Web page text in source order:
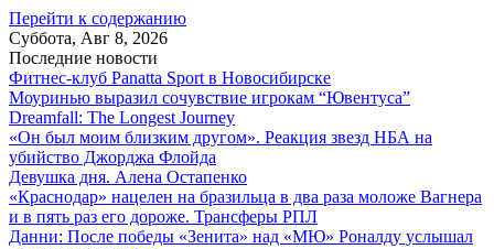
Перейти к содержанию
Суббота, Авг 8, 2026
Последние новости
Фитнес-клуб Panatta Sport в Новосибирске
Моуринью выразил сочувствие игрокам “Ювентуса”
Dreamfall: The Longest Journey
«Он был моим близким другом». Реакция звезд НБА на
убийство Джорджа Флойда
Девушка дня. Алена Остапенко
«Краснодар» нацелен на бразильца в два раза моложе Вагнера
и в пять раз его дороже. Трансферы РПЛ
Данни: После победы «Зенита» над «МЮ» Роналду услышал